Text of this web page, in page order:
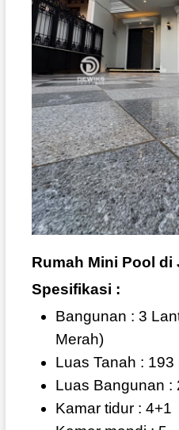
Rumah Mini Pool
Spesifikasi :
Bangunan : 3
Merah)
Luas Tanah :
Luas Bangunan :
Kamar tidur : 4+1